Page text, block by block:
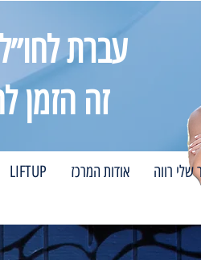
עברת
זה הזמן
שלי רווה אודות המרכז LIFTUP